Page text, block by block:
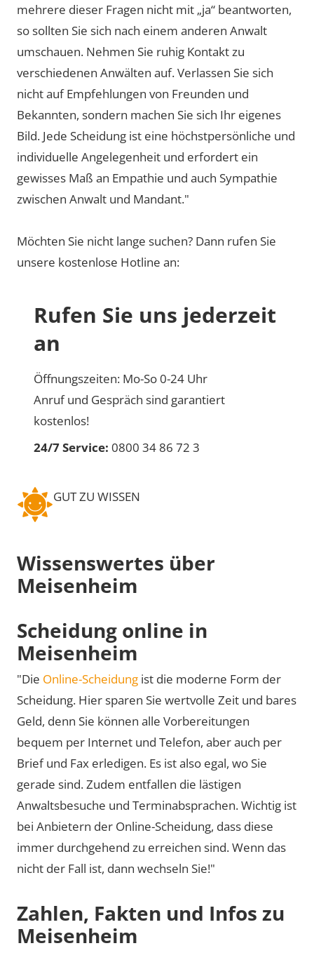
mehrere dieser Fragen nicht mit „ja“ beantworten,
so sollten Sie sich nach einem anderen Anwalt
umschauen. Nehmen Sie ruhig Kontakt zu
verschiedenen Anwälten auf. Verlassen Sie sich
nicht auf Empfehlungen von Freunden und
Bekannten, sondern machen Sie sich Ihr eigenes
Bild. Jede Scheidung ist eine höchstpersönliche und
individuelle Angelegenheit und erfordert ein
gewisses Maß an Empathie und auch Sympathie
zwischen Anwalt und Mandant."
Möchten Sie nicht lange suchen? Dann rufen Sie
unsere kostenlose Hotline an:
Rufen Sie uns jederzeit
an
Öffnungszeiten: Mo-So 0-24 Uhr
Anruf und Gespräch sind garantiert
kostenlos!
24/7 Service: 0800 34 86 72 3
GUT ZU WISSEN
Wissenswertes über
Meisenheim
Scheidung online in
Meisenheim
"Die Online-Scheidung ist die moderne Form der
Scheidung. Hier sparen Sie wertvolle Zeit und bares
Geld, denn Sie können alle Vorbereitungen
bequem per Internet und Telefon, aber auch per
Brief und Fax erledigen. Es ist also egal, wo Sie
gerade sind. Zudem entfallen die lästigen
Anwaltsbesuche und Terminabsprachen. Wichtig ist
bei Anbietern der Online-Scheidung, dass diese
immer durchgehend zu erreichen sind. Wenn das
nicht der Fall ist, dann wechseln Sie!"
Zahlen, Fakten und Infos zu
Meisenheim